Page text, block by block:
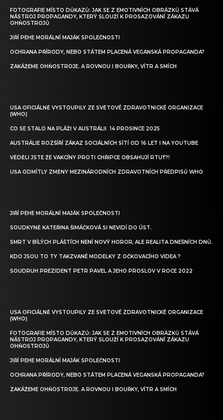
FOTOGRAFIE MÍSTO DŮKAZŮ: JAK SE Z EMOTIVNÍCH OBRÁZKŮ STÁVÁ
NÁSTROJ PROPAGANDY, KTERÝ SLOUŽÍ K PROSAZOVÁNÍ ZÁKAZU
OHŇOSTROJŮ
JIŘÍ PEHE MORÁLNÍ MAJÁK SPOLEČNOSTI
OCHRANA PŘÍRODY, NEBO STÁTEM PLACENÁ VEGANSKÁ PROPAGANDA?
ZAKÁŽEME OHŇOSTROJE. A ROVNOU I BOUŘKY, VÍTR A SMÍCH
USA OFICIÁLNĚ VYSTOUPILY ZE SVĚTOVÉ ZDRAVOTNICKÉ ORGANIZACE
(WHO)
CO SE STALO NA PLÁŽI V AUSTRÁLII 14 PROSINCE 2025
AUSTRÁLIE ROZŠÍŘÍ ZÁKAZ SOCIÁLNÍCH SÍTÍ OD 16 LET I NA YOUTUBE
VĚDĚLI JSTE ŽE VAKCÍNY PROTI CHŘIPCE OBSAHUJÍ RTUŤ?!
USA ODMÍTLY ZMĚNY MEZINÁRODNÍCH ZDRAVOTNÍCH PŘEDPISŮ WHO
JIŘÍ PEHE MORÁLNÍ MAJÁK SPOLEČNOSTI
SOUDKYNĚ KATEŘINA ŠIMÁČKOVÁ SI NEVIDÍ DO ÚST.
SMRT V BÍLÝCH PLÁŠTÍCH NENÍ NOVÝ HOROR, ALE REALITA DNEŠNÍCH DNŮ.
KDO JSOU TO TY TAKZVANÉ MODELKY Z OČKOVACÍHO VIDEA ?
SOUDRUH PREZIDENT PETR PAVEL A JEHO PROSLOV V ROCE 2022
USA OFICIÁLNĚ VYSTOUPILY ZE SVĚTOVÉ ZDRAVOTNICKÉ ORGANIZACE
(WHO)
FOTOGRAFIE MÍSTO DŮKAZŮ: JAK SE Z EMOTIVNÍCH OBRÁZKŮ STÁVÁ
NÁSTROJ PROPAGANDY, KTERÝ SLOUŽÍ K PROSAZOVÁNÍ ZÁKAZU
OHŇOSTROJŮ
JIŘÍ PEHE MORÁLNÍ MAJÁK SPOLEČNOSTI
OCHRANA PŘÍRODY, NEBO STÁTEM PLACENÁ VEGANSKÁ PROPAGANDA?
ZAKÁŽEME OHŇOSTROJE. A ROVNOU I BOUŘKY, VÍTR A SMÍCH